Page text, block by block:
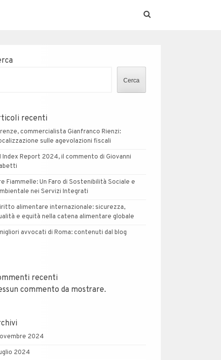
Cerca
recenti
commercialista Gianfranco Rienzi:
sulle agevolazioni fiscali
Index Report 2024, il commento di Giovanni
Fiammelle: Un Faro di Sostenibilità Sociale e
nei Servizi Integrati
alimentare internazionale: sicurezza,
e equità nella catena alimentare globale
avvocati di Roma: contenuti dal blog
recenti
commento da mostrare.
2024
2024